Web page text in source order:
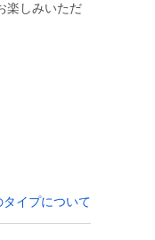
楽しみいただ
タイプについて